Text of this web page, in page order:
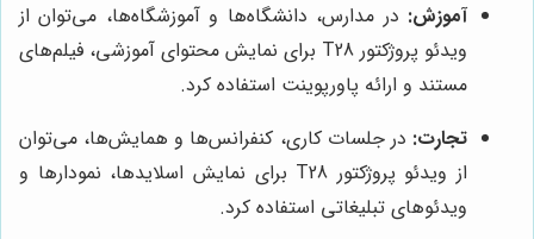
آموزش: در مدارس، دانشگاه‌ها و آموزشگاه‌ها، می‌توان از
ویدئو پروژکتور T28 برای نمایش محتوای آموزشی، فیلم‌های
مستند و ارائه پاورپوینت استفاده کرد.
تجارت: در جلسات کاری، کنفرانس‌ها و همایش‌ها، می‌توان
از ویدئو پروژکتور T28 برای نمایش اسلایدها، نمودارها و
ویدئوهای تبلیغاتی استفاده کرد.